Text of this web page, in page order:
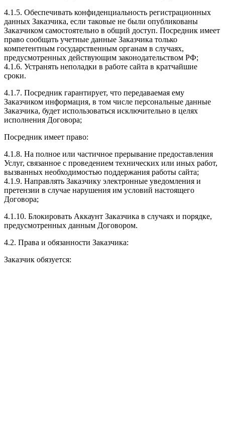
4.1.5. Обеспечивать конфиденциальность регистрационных
данных Заказчика, если таковые не были опубликованы
Заказчиком самостоятельно в общий доступ. Посредник имеет
право сообщать учетные данные Заказчика только
компетентным государственным органам в случаях,
предусмотренных действующим законодательством РФ;
4.1.6. Устранять неполадки в работе сайта в кратчайшие
сроки.
4.1.7. Посредник гарантирует, что передаваемая ему
Заказчиком информация, в том числе персональные данные
Заказчика, будет использоваться исключительно в целях
исполнения Договора;
Посредник имеет право:
4.1.8. На полное или частичное прерывание предоставления
Услуг, связанное с проведением технических или иных работ,
вызванных необходимостью поддержания работы сайта;
4.1.9. Направлять Заказчику электронные уведомления и
претензии в случае нарушения им условий настоящего
Договора;
4.1.10. Блокировать Аккаунт Заказчика в случаях и порядке,
предусмотренных данным Договором.
4.2. Права и обязанности Заказчика:
Заказчик обязуется: